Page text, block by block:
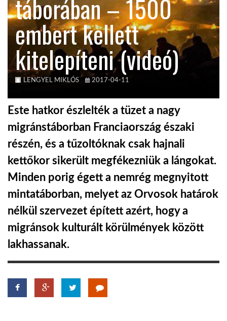
AUSZTRÁLIA
A VILÁG ITTHON
GLOBOTV BP
HÍR3D
TROPICALMAGAZIN
GLOBOTV
AFRIKA TUDÁSTÁR
táborában – 1500
embert kellett
kitelepíteni (videó)
LENGYEL MIKLÓS 2017-04-11
Este hatkor észlelték a tüzet a nagy
migránstáborban Franciaország északi
részén, és a tűzoltóknak csak hajnali
kettőkor sikerült megfékezniük a lángokat.
Minden porig égett a nemrég megnyitott
mintatáborban, melyet az Orvosok határok
nélkül szervezet épített azért, hogy a
migránsok kulturált körülmények között
lakhassanak.